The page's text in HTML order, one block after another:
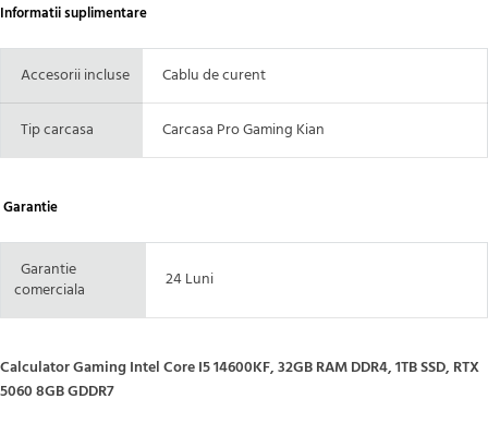
Informatii suplimentare
Accesorii incluse Cablu de curent
Tip carcasa Carcasa Pro Gaming Kian
Garantie
Garantie
comerciala
24 Luni
Calculator Gaming Intel Core I5 14600KF, 32GB RAM DDR4, 1TB SSD, RTX
5060 8GB GDDR7